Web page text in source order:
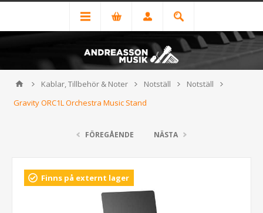
Kablar, Tillbehör & Noter Notställ
Notställ
Gravity ORC1L Orchestra Music Stand
FÖREGÅENDE NÄSTA
Finns på externt lager